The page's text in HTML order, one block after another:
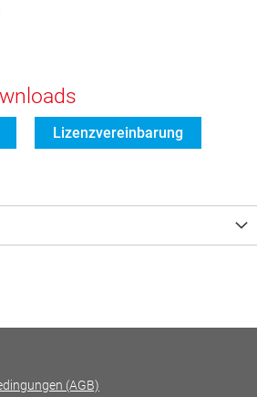
Lizenzvereinbarung
(AGB)